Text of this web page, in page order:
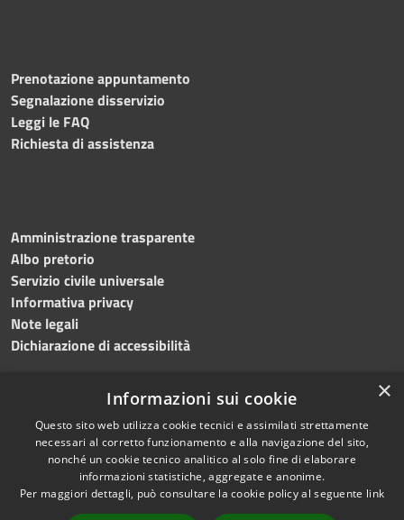
Prenotazione appuntamento
Segnalazione disservizio
Leggi le FAQ
Richiesta di assistenza
Amministrazione trasparente
Albo pretorio
Servizio civile universale
Informativa privacy
Note legali
Dichiarazione di accessibilità
RSS
Accessibilità
Cookie
Copyright © 2023 •
Comune di Noicàttaro
Powered byMunicipium
Redazione•Portale
×
Informazioni sui cookie
Questo sito web utilizza cookie tecnici e assimilati strettamente
necessari al corretto funzionamento e alla navigazione del sito,
nonché un cookie tecnico analitico al solo fine di elaborare
informazioni statistiche, aggregate e anonime.
Per maggiori dettagli, può consultare la cookie policy al seguente link